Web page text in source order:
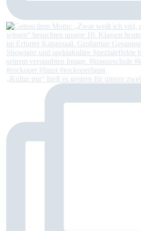
„Kultur pur“ hieß es gestern für unsere zwei